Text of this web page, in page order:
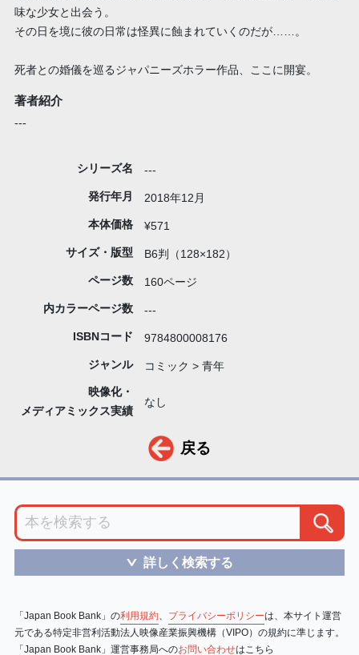
味な少女と出会う。
その日を境に彼の日常は怪異に蝕まれていくのだが……。
死者との婚儀を巡るジャパニーズホラー作品、ここに開宴。
著者紹介
---
シリーズ名 ---
発行年月 2018年12月
本体価格 ¥571
サイズ・版型 B6判（128×182）
ページ数 160ページ
内カラーページ数 ---
ISBNコード 9784800008176
ジャンル コミック > 青年
映像化・
メディアミックス実績
なし
戻る
＞ 詳しく検索する
「Japan Book Bank」の利用規約、 プライバシーポリシーは、本サイト運営
元である特定非営利活動法人映像産業振興機構（VIPO）の規約に準じます。
「Japan Book Bank」運営事務局へのお問い合わせはこちら